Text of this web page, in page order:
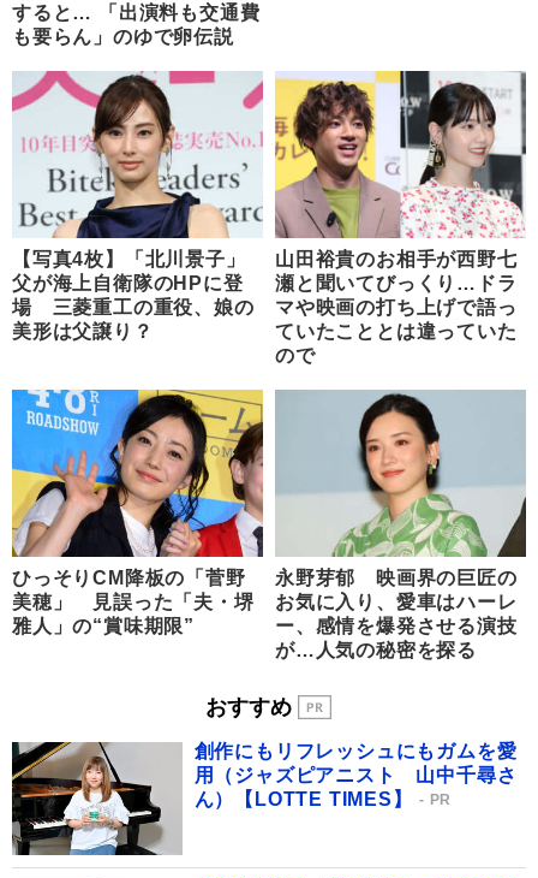
すると… 「出演料も交通費
も要らん」のゆで卵伝説
【写真4枚】「北川景子」
父が海上自衛隊のHPに登
場 三菱重工の重役、娘の
美形は父譲り？
山田裕貴のお相手が西野七
瀬と聞いてびっくり…ドラ
マや映画の打ち上げで語っ
ていたこととは違っていた
ので
ひっそりCM降板の「菅野
美穂」 見誤った「夫・堺
雅人」の“賞味期限”
永野芽郁 映画界の巨匠の
お気に入り、愛車はハーレ
ー、感情を爆発させる演技
が…人気の秘密を探る
おすすめ
創作にもリフレッシュにもガムを愛
用（ジャズピアニスト 山中千尋さ
ん）【LOTTE TIMES】
PR